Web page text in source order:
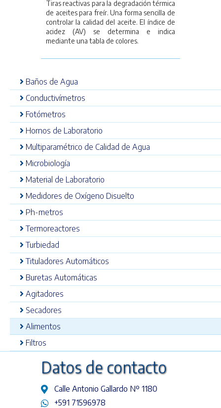
Tiras reactivas para la degradación térmica
de aceites para freír. Una forma sencilla de
controlar la calidad del aceite. El índice de
acidez (AV) se determina e indica
mediante una tabla de colores.
Baños de Agua
Conductivímetros
Fotómetros
Hornos de Laboratorio
Multiparamétrico de Calidad de Agua
Microbiología
Material de Laboratorio
Medidores de Oxígeno Disuelto
Ph-metros
Termoreactores
Turbiedad
Tituladores Automáticos
Buretas Automáticas
Agitadores
Secadores
Alimentos
Filtros
Datos de contacto
Calle Antonio Gallardo Nº 1180
+591 71596978